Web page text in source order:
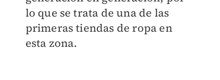
lo que se trata de una de las
primeras tiendas de ropa en
esta zona.